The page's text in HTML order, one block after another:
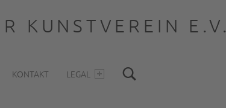
KUNSTVEREIN E.V.
KONTAKT LEGAL